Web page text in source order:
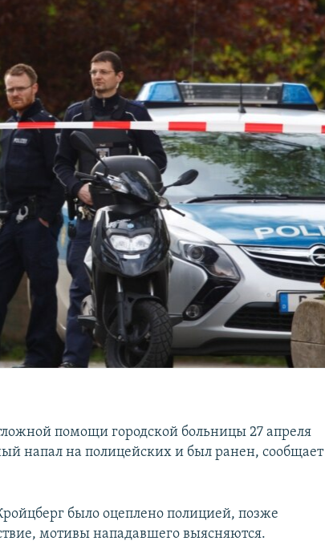
помощи городской больницы 27 апреля
напал на полицейских и был ранен, сообщает
было оцеплено полицией, позже
мотивы нападавшего выясняются.